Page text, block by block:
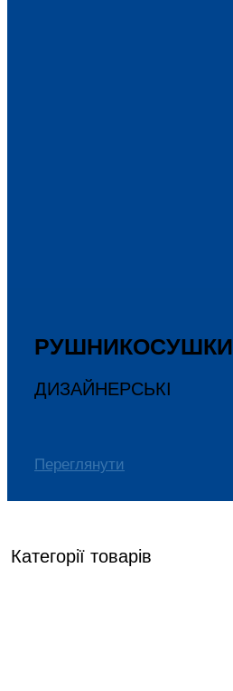
РУШНИКОСУШКИ
ДИЗАЙНЕРСЬКІ
Переглянути
Категорії товарів